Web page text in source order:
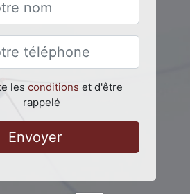
les conditions et d'être
rappelé
Envoyer